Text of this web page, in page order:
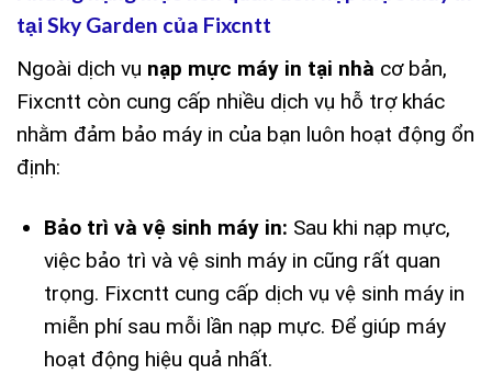
tại Sky Garden của Fixcntt
Ngoài dịch vụ nạp mực máy in tại nhà cơ bản,
Fixcntt còn cung cấp nhiều dịch vụ hỗ trợ khác
nhằm đảm bảo máy in của bạn luôn hoạt động ổn
định:
Bảo trì và vệ sinh máy in: Sau khi nạp mực,
việc bảo trì và vệ sinh máy in cũng rất quan
trọng. Fixcntt cung cấp dịch vụ vệ sinh máy in
miễn phí sau mỗi lần nạp mực. Để giúp máy
hoạt động hiệu quả nhất.